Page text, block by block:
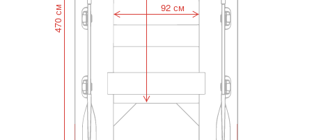
92 см
470 см